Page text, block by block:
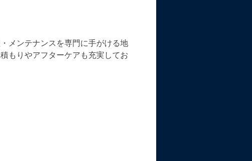
メンテナンスを専門に手がける地
もりやアフターケアも充実してお